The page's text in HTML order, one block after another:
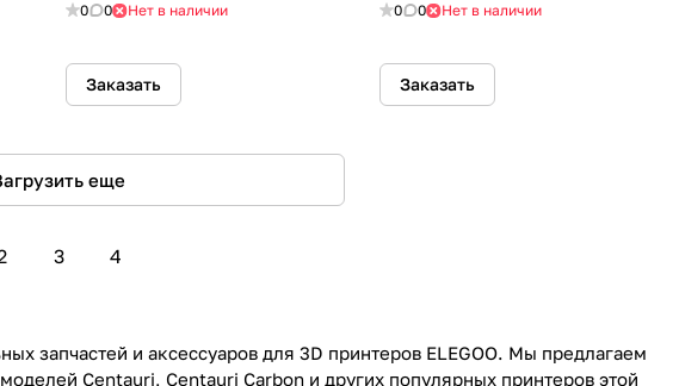
0 0 Нет в наличии
Заказать
0 0 Нет в наличии
Заказать
еще
3 4
запчастей и аксессуаров для 3D принтеров ELEGOO. Мы предлагаем
Centauri, Centauri Carbon и других популярных принтеров этой